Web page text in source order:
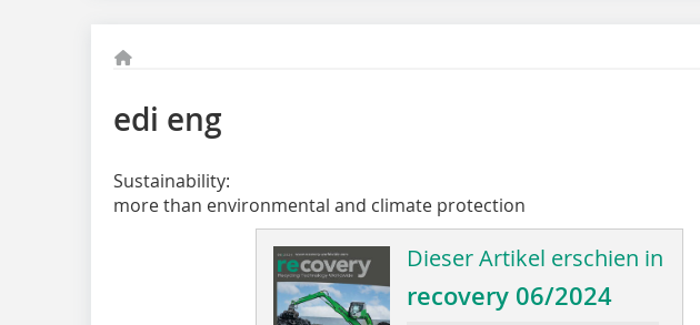
edi eng
Sustainability:
more than environmental and climate protection
Dieser Artikel erschien in
recovery 06/2024